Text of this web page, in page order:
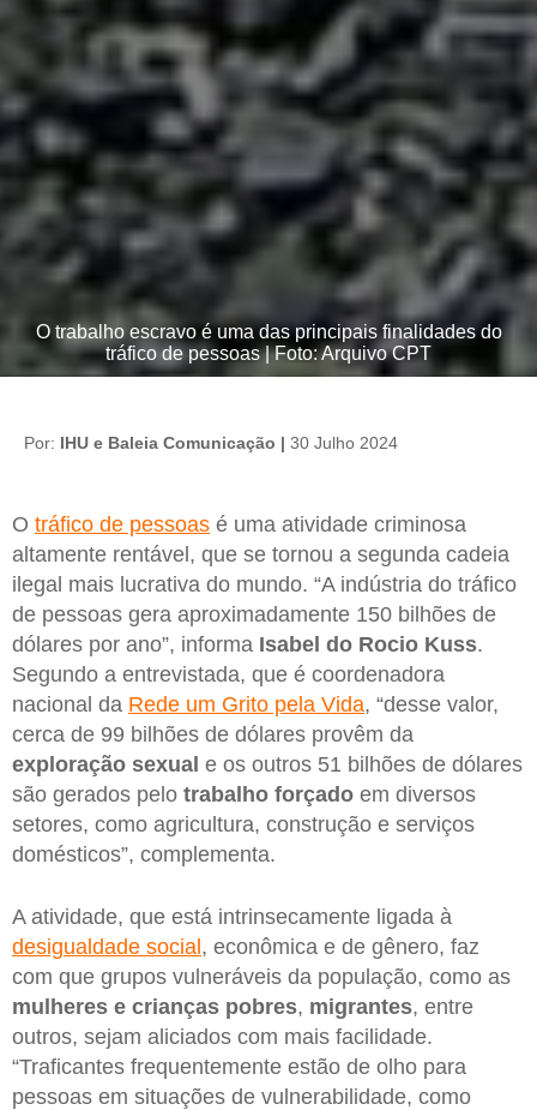
O trabalho escravo é uma das principais finalidades do
tráfico de pessoas | Foto: Arquivo CPT
Por: IHU e Baleia Comunicação | 30 Julho 2024
O tráfico de pessoas é uma atividade criminosa
altamente rentável, que se tornou a segunda cadeia
ilegal mais lucrativa do mundo. “A indústria do tráfico
de pessoas gera aproximadamente 150 bilhões de
dólares por ano”, informa Isabel do Rocio Kuss.
Segundo a entrevistada, que é coordenadora
nacional da Rede um Grito pela Vida, “desse valor,
cerca de 99 bilhões de dólares provêm da
exploração sexual e os outros 51 bilhões de dólares
são gerados pelo trabalho forçado em diversos
setores, como agricultura, construção e serviços
domésticos”, complementa.
A atividade, que está intrinsecamente ligada à
desigualdade social, econômica e de gênero, faz
com que grupos vulneráveis da população, como as
mulheres e crianças pobres, migrantes, entre
outros, sejam aliciados com mais facilidade.
“Traficantes frequentemente estão de olho para
pessoas em situações de vulnerabilidade, como